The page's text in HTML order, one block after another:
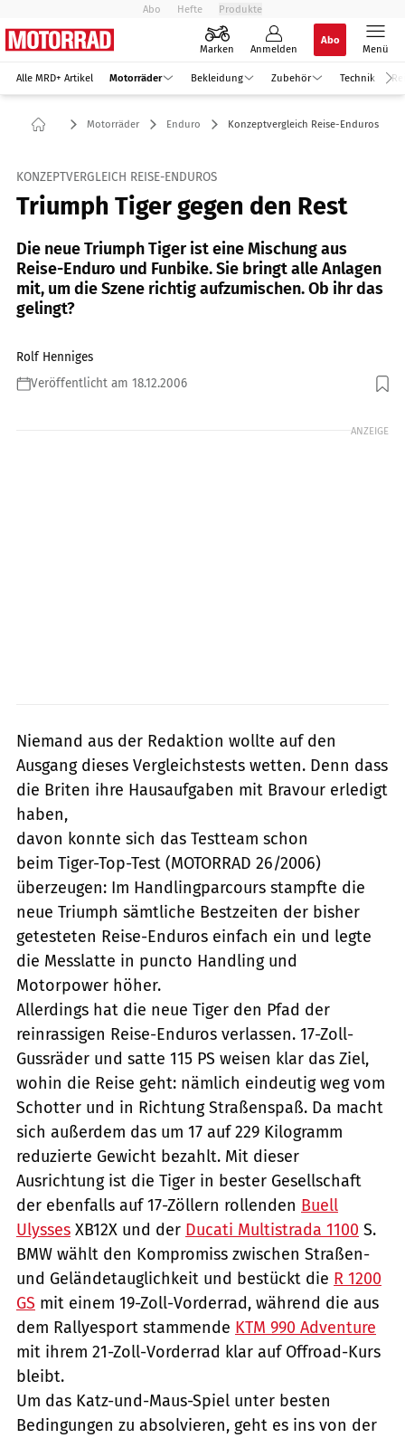
Abo Hefte Produkte
Marken Anmelden
Abo
Menü
Alle MRD+ Artikel Motorräder Bekleidung Zubehör Technik
Motorräder Enduro Konzeptvergleich Reise-Enduros
KONZEPTVERGLEICH REISE-ENDUROS
Triumph Tiger gegen den Rest
Die neue Triumph Tiger ist eine Mischung aus
Reise-Enduro und Funbike. Sie bringt alle Anlagen
mit, um die Szene richtig aufzumischen. Ob ihr das
gelingt?
Rolf Henniges
Veröffentlicht am 18.12.2006
ANZEIGE
Niemand aus der Redaktion wollte auf den
Ausgang dieses Vergleichstests wetten. Denn dass
die Briten ihre Hausaufgaben mit Bravour erledigt
haben,
davon konnte sich das Testteam schon
beim Tiger-Top-Test (MOTORRAD 26/2006)
überzeugen: Im Handlingparcours stampfte die
neue Triumph sämtliche Bestzeiten der bisher
getesteten Reise-Enduros einfach ein und legte
die Messlatte in puncto Handling und
Motorpower höher.
Allerdings hat die neue Tiger den Pfad der
reinrassigen Reise-Enduros verlassen. 17-Zoll-
Gussräder und satte 115 PS weisen klar das Ziel,
wohin die Reise geht: nämlich eindeutig weg vom
Schotter und in Richtung Straßenspaß. Da macht
sich außerdem das um 17 auf 229 Kilogramm
reduzierte Gewicht bezahlt. Mit dieser
Ausrichtung ist die Tiger in bester Gesellschaft
der ebenfalls auf 17-Zöllern rollenden Buell
Ulysses XB12X und der Ducati Multistrada 1100 S.
BMW wählt den Kompromiss zwischen Straßen-
und Geländetauglichkeit und bestückt die R 1200
GS mit einem 19-Zoll-Vorderrad, während die aus
dem Rallyesport stammende KTM 990 Adventure
mit ihrem 21-Zoll-Vorderrad klar auf Offroad-Kurs
bleibt.
Um das Katz-und-Maus-Spiel unter besten
Bedingungen zu absolvieren, geht es ins von der